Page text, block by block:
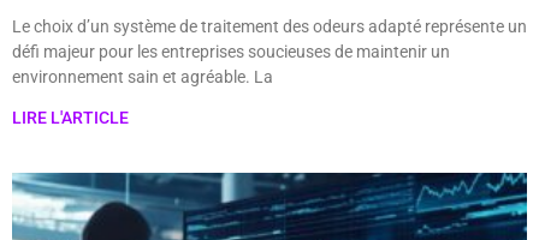
Le choix d’un système de traitement des odeurs adapté représente un
défi majeur pour les entreprises soucieuses de maintenir un
environnement sain et agréable. La
LIRE L'ARTICLE